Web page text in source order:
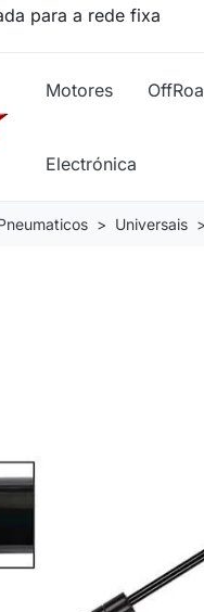
para a rede fixa
Motores
Electrónica
Universais